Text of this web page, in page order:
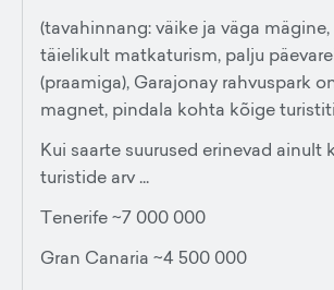
(tavahinnang: väike ja väga
täielikult matkaturism, palju
(praamiga), Garajonay rahvuspark
magnet, pindala kohta kõige
Kui saarte suurused erinevad ainult
turistide arv ...
Tenerife ~7 000 000
Gran Canaria ~4 500 000